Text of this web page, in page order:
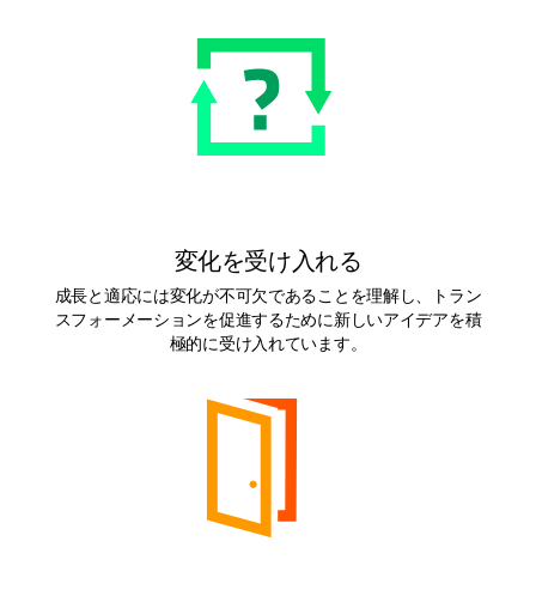
変化を受け入れる
成長と適応には変化が不可欠であることを理解し、トラン
スフォーメーションを促進するために新しいアイデアを積
極的に受け入れています。